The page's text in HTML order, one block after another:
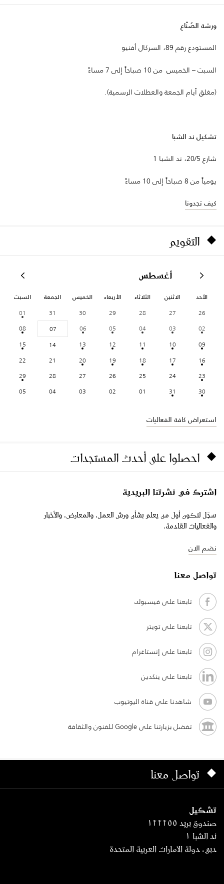
ورشة الصُنّاع
المستودع رقم 89، السركال أفنيو
السبت – الخميس من 10 صباحاً إلى 7 مساءً
(مغلق أيام الجمعة والعطلات الرسمية).
تشكيل ند الشبا
شارع 20/5، ند الشبا 1
يومياً من 8 صباحاً إلى 10 مساءً
كيف تجدونا
التقويم
أغسطس
الأحد الاثنين الثلاثاء الأربعاء الخميس الجمعة السبت
26
27
28
29
30
31
01
02
03
04
05
06
07
08
09
10
11
12
13
14
15
16
17
18
19
20
21
22
23
24
25
26
27
28
29
30
31
01
02
03
04
05
استعراض كافة الفعاليات
احصلوا على أحدث المستجدات
اشترك في نشرتنا البريدية
سجّل لتكون أول من يعلم بشأن ورش العمل، والمعارض، والأخبار
والفعاليات القادمة.
نضم الان
تواصل معنا
تابعنا على فيسبوك
تابعنا على تويتر
تابعنا على إنستاغرام
تابعنا على ينكدين
شاهدنا على قناة اليوتيوب
تفضل بزيارتنا على Google للفنون والثقافة
تواصل معنا
تشكيل
صندوق بريد ١٢٢٢٥٥
ند الشبا ١
دبي، دولة الامارات العربية المتحدة